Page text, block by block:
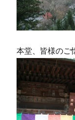
本堂、皆様のご